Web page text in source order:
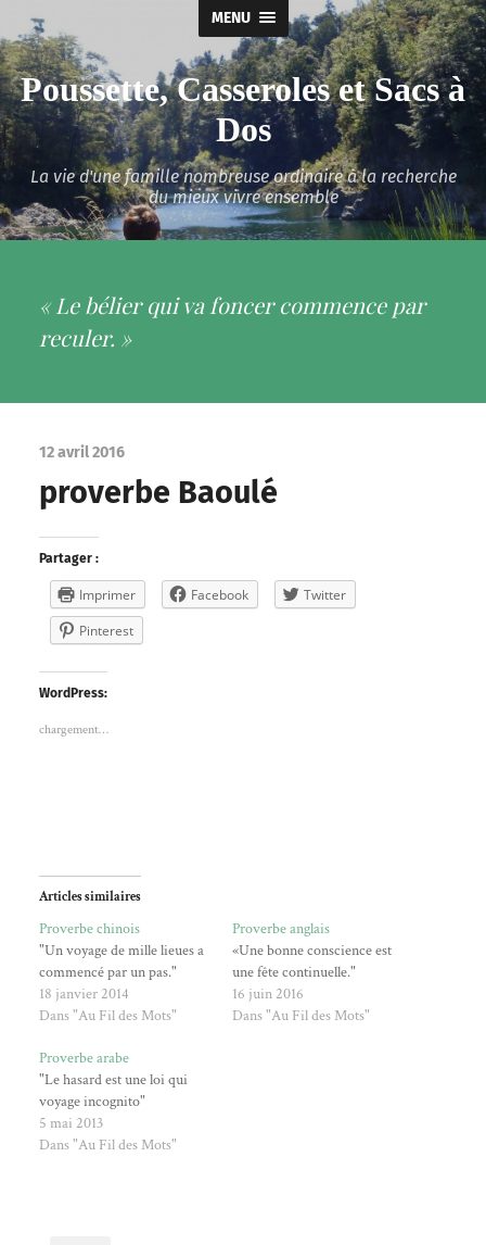
MENU
Poussette, Casseroles et Sacs à
Dos
La vie d'une famille nombreuse ordinaire à la recherche
du mieux vivre ensemble
« Le bélier qui va foncer commence par
reculer. »
12 avril 2016
proverbe Baoulé
Partager :
Imprimer Facebook
Twitter
Pinterest
WordPress:
chargement…
Articles similaires
Proverbe chinois
"Un voyage de mille lieues a
commencé par un pas."
18 janvier 2014
Dans "Au Fil des Mots"
Proverbe anglais
«Une bonne conscience est
une fête continuelle."
16 juin 2016
Dans "Au Fil des Mots"
Proverbe arabe
"Le hasard est une loi qui
voyage incognito"
5 mai 2013
Dans "Au Fil des Mots"